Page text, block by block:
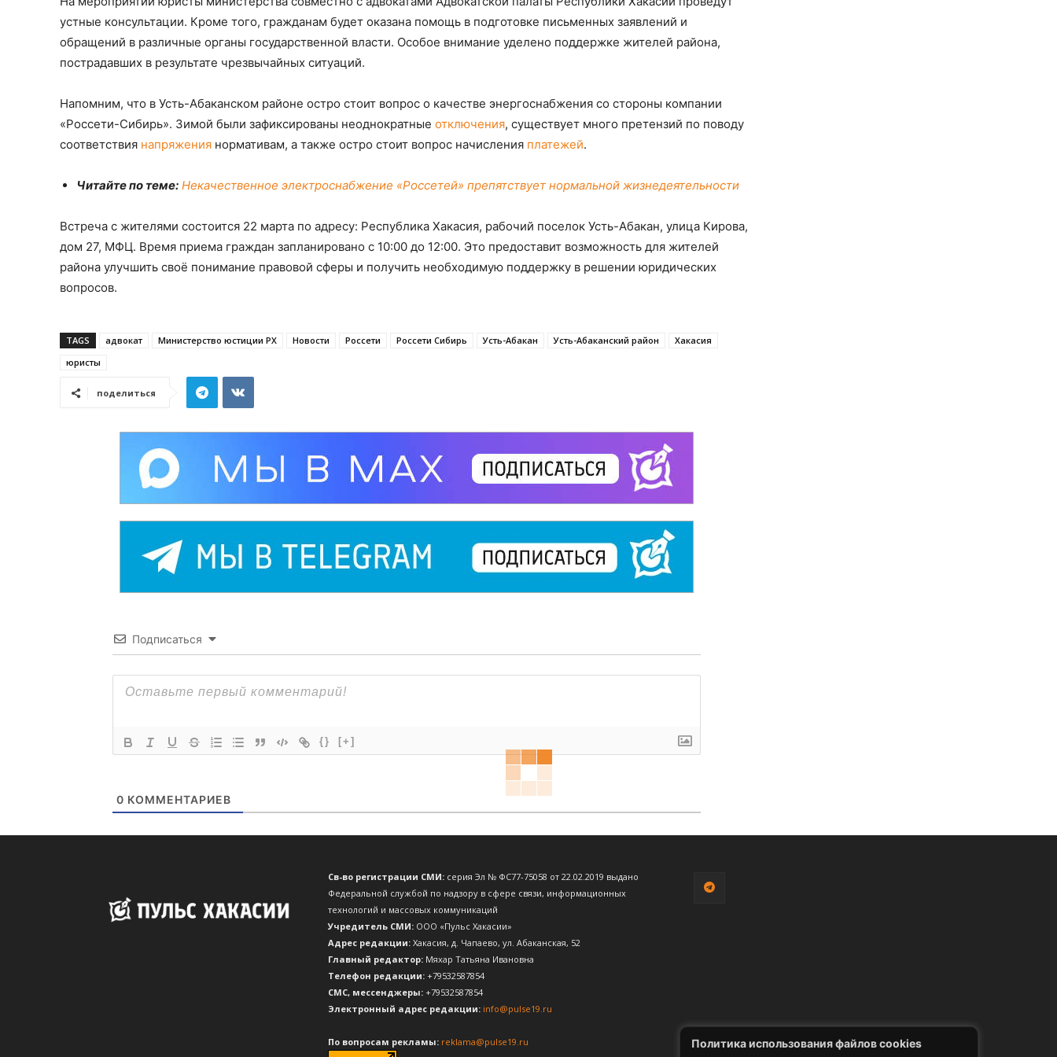
Политика использования файлов cookies
устные консультации. Кроме того, гражданам будет оказана помощь в подготовке письменных заявлений и
обращений в различные органы государственной власти. Особое внимание уделено поддержке жителей района,
пострадавших в результате чрезвычайных ситуаций.
Напомним, что в Усть-Абаканском районе остро стоит вопрос о качестве энергоснабжения со стороны компании
«Россети-Сибирь». Зимой были зафиксированы неоднократные отключения, существует много претензий по поводу
соответствия напряжения нормативам, а также остро стоит вопрос начисления платежей.
Читайте по теме: Некачественное электроснабжение «Россетей» препятствует нормальной жизнедеятельности
Встреча с жителями состоится 22 марта по адресу: Республика Хакасия, рабочий поселок Усть-Абакан, улица Кирова,
дом 27, МФЦ. Время приема граждан запланировано с 10:00 до 12:00. Это предоставит возможность для жителей
района улучшить своё понимание правовой сферы и получить необходимую поддержку в решении юридических
вопросов.
TAGS адвокат Министерство юстиции РХ Новости Россети Россети Сибирь Усть-Абакан Усть-Абаканский район
Хакасия
юристы
поделиться
Подписаться
{} [+]
0 КОММЕНТАРИЕВ
Св-во регистрации СМИ: серия Эл № ФС77-75058 от 22.02.2019 выдано
Федеральной службой по надзору в сфере связи, информационных
технологий и массовых коммуникаций
Учредитель СМИ: ООО «Пульс Хакасии»
Адрес редакции: Хакасия, д. Чапаево, ул. Абаканская, 52
Главный редактор: Мяхар Татьяна Ивановна
Телефон редакции: +79532587854
CМС, мессенджеры: +79532587854
Электронный адрес редакции: info@pulse19.ru
По вопросам рекламы: reklama@pulse19.ru